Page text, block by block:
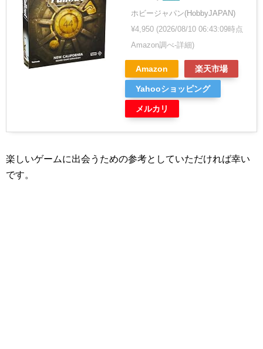
ホビージャパン(HobbyJAPAN)
¥4,950 (2026/08/10 06:43:09時点
Amazon調べ-詳細)
Amazon 楽天市場
Yahooショッピング
メルカリ
楽しいゲームに出会うための参考としていただければ幸い
です。